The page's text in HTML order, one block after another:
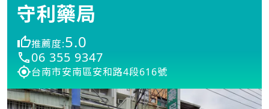
守利藥局
推薦度:5.0
06 355 9347
台南市安南區安和路4段616號